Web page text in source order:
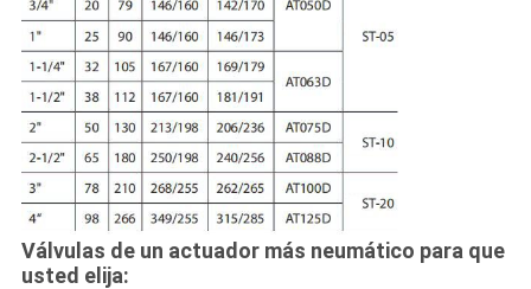
Válvulas de un actuador más neumático para que
usted elija: